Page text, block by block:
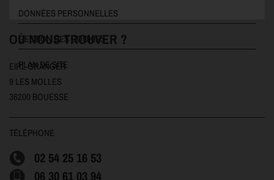
DONNÉES PERSONNELLES
GESTION DES COOKIES
PLAN DE SITE
OÙ NOUS TROUVER ?
EIRL GRANGER
9 LES MOLLES
36200 BOUESSE
TÉLÉPHONE
02 54 25 16 53
06 30 61 03 94